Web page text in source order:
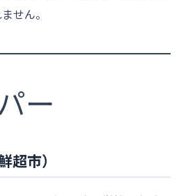
せん。
ー
超市）